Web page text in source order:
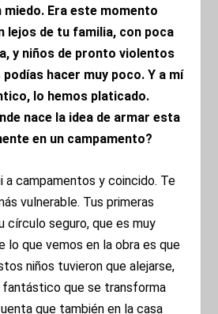
Era este momento
lejos de tu familia, con poca
y niños de pronto violentos
hacer muy poco. Y a mí
lo hemos platicado.
nace la idea de armar esta
en un campamento?
a campamentos y coincido. Te
vulnerable. Tus primeras
círculo seguro, que es muy
lo que vemos en la obra es que
niños tuvieron que alejarse,
fantástico que se transforma
que también en la casa